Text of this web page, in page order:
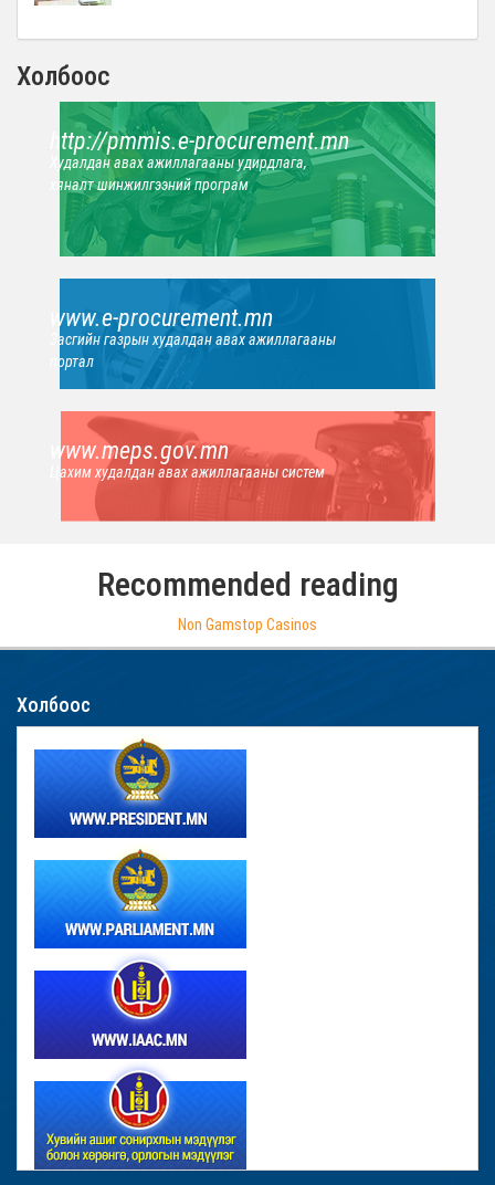
Холбоос
http://pmmis.e-procurement.mn
Худалдан авах ажиллагааны удирдлага,
хяналт шинжилгээний програм
www.e-procurement.mn
Засгийн газрын худалдан авах ажиллагааны
портал
www.meps.gov.mn
Цахим худалдан авах ажиллагааны систем
Recommended reading
Non Gamstop Casinos
Холбоос